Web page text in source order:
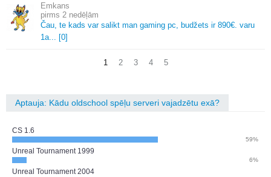
Emkans
2 nedēļām
Čau, te kads var salikt man gaming pc, budžets ir 890€. varu
1a.
[0]
1 2 3 4 5
Aptauja: Kādu oldschool spēļu serveri vajadzētu exā?
CS 1.6
59%
Unreal Tournament 1999
6%
Unreal Tournament 2004